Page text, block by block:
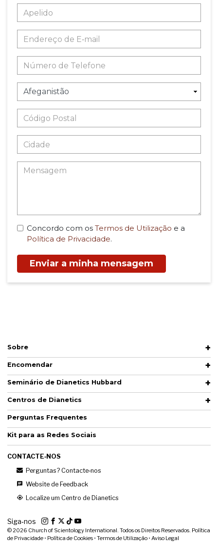
Concordo com os Termos de Utilização e a
Política de Privacidade.
Enviar a minha mensagem
Sobre
Encomendar
Seminário de Dianetics Hubbard
Centros de Dianetics
Perguntas Frequentes
Kit para as Redes Sociais
CONTACTE‑NOS
Perguntas? Contacte‑nos
Website de Feedback
Localize um Centro de Dianetics
Siga‑nos
© 2026 Church of Scientology International. Todos os Direitos Reservados. Política
de Privacidade • Política de Cookies • Termos de Utilização • Aviso Legal